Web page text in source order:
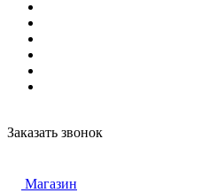
Заказать звонок
Магазин